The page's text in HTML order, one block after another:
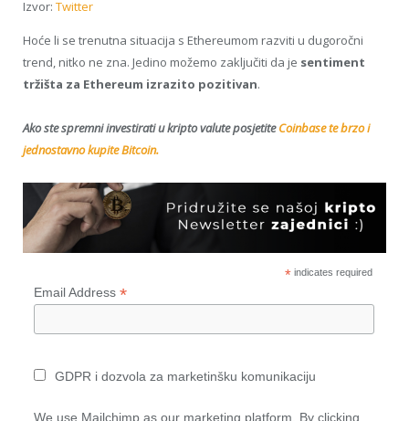
Izvor: Twitter
Hoće li se trenutna situacija s Ethereumom razviti u dugoročni
trend, nitko ne zna. Jedino možemo zaključiti da je sentiment
tržišta za Ethereum izrazito pozitivan.
Ako ste spremni investirati u kripto valute posjetiteCoinbase te brzo i
jednostavno kupite Bitcoin.
*indicates required
Email Address *
GDPR i dozvola za marketinšku komunikaciju
We use Mailchimp as our marketing platform. By clicking